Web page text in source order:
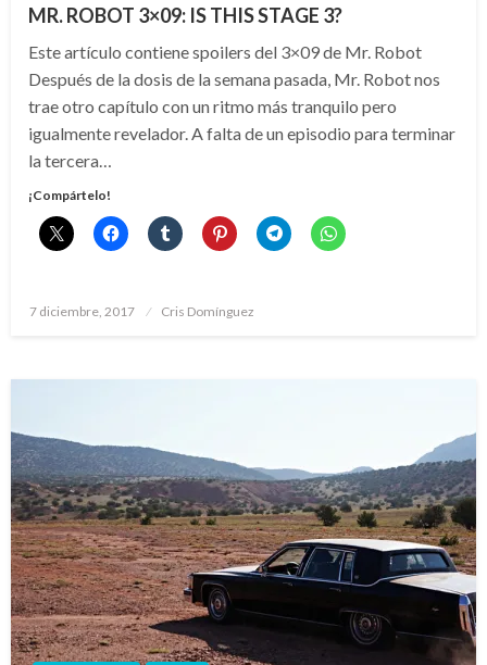
MR. ROBOT 3×09: IS THIS STAGE 3?
Este artículo contiene spoilers del 3×09 de Mr. Robot
Después de la dosis de la semana pasada, Mr. Robot nos
trae otro capítulo con un ritmo más tranquilo pero
igualmente revelador. A falta de un episodio para terminar
la tercera…
¡Compártelo!
Publicado
7 diciembre, 2017 Cris Domínguez